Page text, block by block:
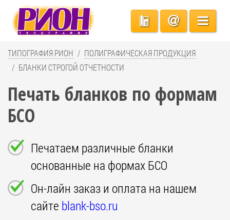
ТИПОГРАФИЯ РИОН
ПОЛИГРАФИЧЕСКАЯ ПРОДУКЦИЯ
БЛАНКИ СТРОГОЙ ОТЧЕТНОСТИ
Печать бланков по формам
БСО
Печатаем различные бланки
основанные на формах БСО
Он-лайн заказ и оплата на нашем
сайте blank-bso.ru